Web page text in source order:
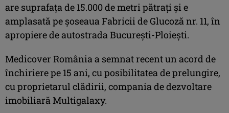
are suprafața de 15.000 de metri pătrați şi e
amplasată pe şoseaua Fabricii de Glucoză nr. 11, în
apropiere de autostrada București-Ploiești.
Medicover România a semnat recent un acord de
închiriere pe 15 ani, cu posibilitatea de prelungire,
cu proprietarul clădirii, compania de dezvoltare
imobiliară Multigalaxy.